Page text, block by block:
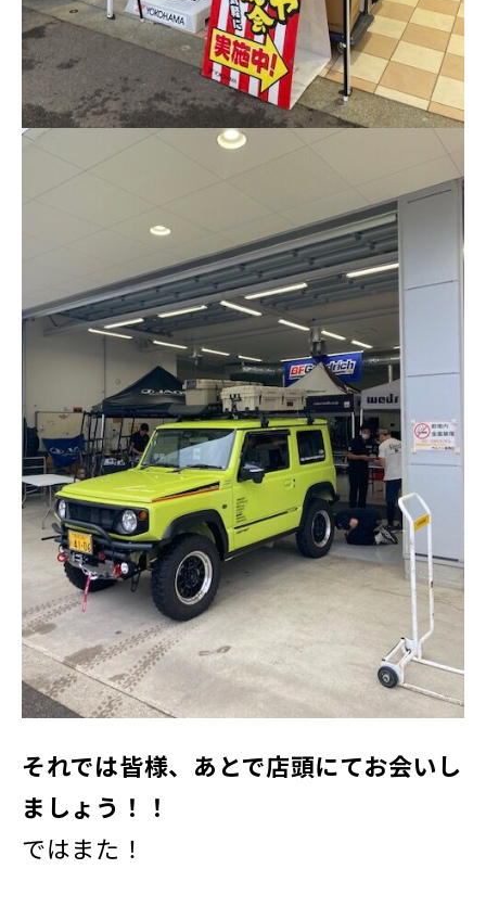
それでは皆様、あとで店頭にてお会いし
ましょう！！
ではまた！